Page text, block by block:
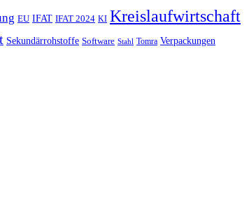
EU IFAT IFAT 2024 KI Kreislaufwirtschaft
Sekundärrohstoffe Software Stahl Tomra Verpackungen